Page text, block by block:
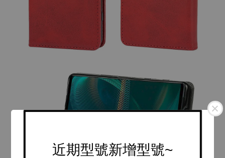
近期型號新增型號~